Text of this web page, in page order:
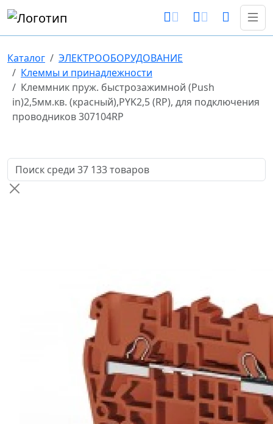
Каталог
ЭЛЕКТРООБОРУДОВАНИЕ
Клеммы и принадлежности
Клеммник пруж. быстрозажимной (Push
in)2,5мм.кв. (красный),PYK2,5 (RP), для подключения
проводников 307104RP
Поиск товаров по названию или артикулу